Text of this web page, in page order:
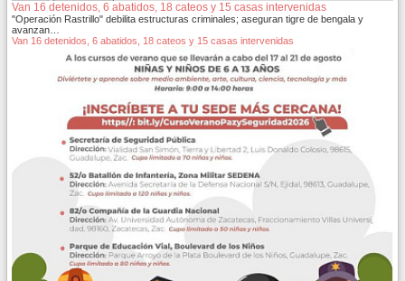
Van 16 detenidos, 6 abatidos, 18 cateos y 15 casas intervenidas
"Operación Rastrillo" debilita estructuras criminales; aseguran tigre de bengala y
avanzan…
Van 16 detenidos, 6 abatidos, 18 cateos y 15 casas intervenidas